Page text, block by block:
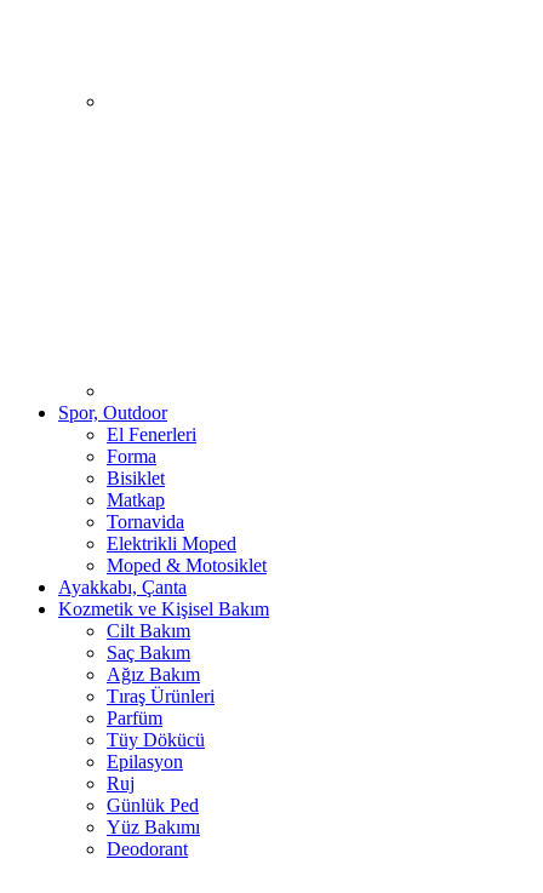
Spor, Outdoor
El Fenerleri
Forma
Bisiklet
Matkap
Tornavida
Elektrikli Moped
Moped & Motosiklet
Ayakkabı, Çanta
Kozmetik ve Kişisel Bakım
Cilt Bakım
Saç Bakım
Ağız Bakım
Tıraş Ürünleri
Parfüm
Tüy Dökücü
Epilasyon
Ruj
Günlük Ped
Yüz Bakımı
Deodorant